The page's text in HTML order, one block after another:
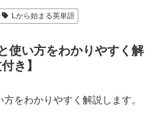
Lから始まる英単語
使い方をわかりやすく解
き】
方をわかりやすく解説します。